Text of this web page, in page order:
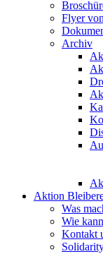
Flyer
Archiv
Aktion
Was
Wie
Kontakt